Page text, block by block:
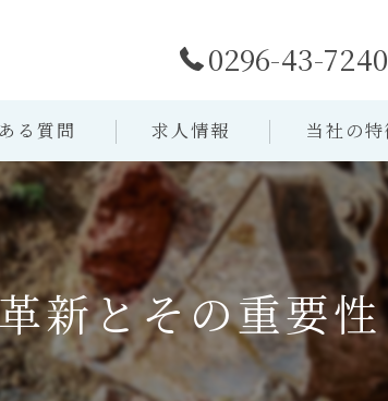
0296-43-7240
る質問 求人情報 当社の特
舗装工事
下水道工事
公共工事
新とその重要性